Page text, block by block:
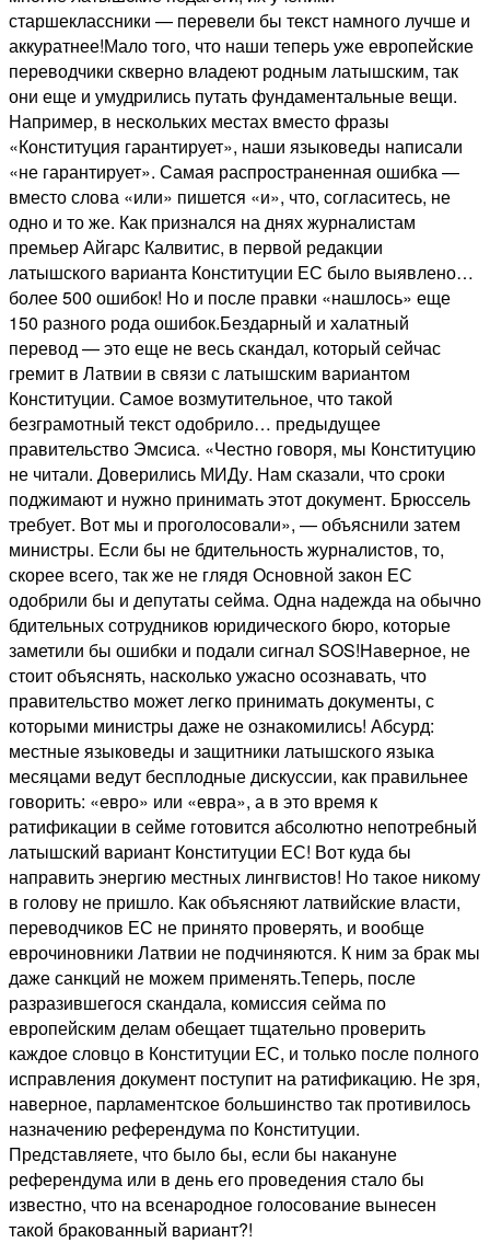
старшеклассники — перевели бы текст намного лучше и
аккуратнее!Мало того, что наши теперь уже европейские
переводчики скверно владеют родным латышским, так
они еще и умудрились путать фундаментальные вещи.
Например, в нескольких местах вместо фразы
«Конституция гарантирует», наши языковеды написали
«не гарантирует». Самая распространенная ошибка —
вместо слова «или» пишется «и», что, согласитесь, не
одно и то же. Как признался на днях журналистам
премьер Айгарс Калвитис, в первой редакции
латышского варианта Конституции ЕС было выявлено…
более 500 ошибок! Но и после правки «нашлось» еще
150 разного рода ошибок.Бездарный и халатный
перевод — это еще не весь скандал, который сейчас
гремит в Латвии в связи с латышским вариантом
Конституции. Самое возмутительное, что такой
безграмотный текст одобрило… предыдущее
правительство Эмсиса. «Честно говоря, мы Конституцию
не читали. Доверились МИДу. Нам сказали, что сроки
поджимают и нужно принимать этот документ. Брюссель
требует. Вот мы и проголосовали», — объяснили затем
министры. Если бы не бдительность журналистов, то,
скорее всего, так же не глядя Основной закон ЕС
одобрили бы и депутаты сейма. Одна надежда на обычно
бдительных сотрудников юридического бюро, которые
заметили бы ошибки и подали сигнал SOS!Наверное, не
стоит объяснять, насколько ужасно осознавать, что
правительство может легко принимать документы, с
которыми министры даже не ознакомились! Абсурд:
местные языковеды и защитники латышского языка
месяцами ведут бесплодные дискуссии, как правильнее
говорить: «евро» или «евра», а в это время к
ратификации в сейме готовится абсолютно непотребный
латышский вариант Конституции ЕС! Вот куда бы
направить энергию местных лингвистов! Но такое никому
в голову не пришло. Как объясняют латвийские власти,
переводчиков ЕС не принято проверять, и вообще
еврочиновники Латвии не подчиняются. К ним за брак мы
даже санкций не можем применять.Теперь, после
разразившегося скандала, комиссия сейма по
европейским делам обещает тщательно проверить
каждое словцо в Конституции ЕС, и только после полного
исправления документ поступит на ратификацию. Не зря,
наверное, парламентское большинство так противилось
назначению референдума по Конституции.
Представляете, что было бы, если бы накануне
референдума или в день его проведения стало бы
известно, что на всенародное голосование вынесен
такой бракованный вариант?!